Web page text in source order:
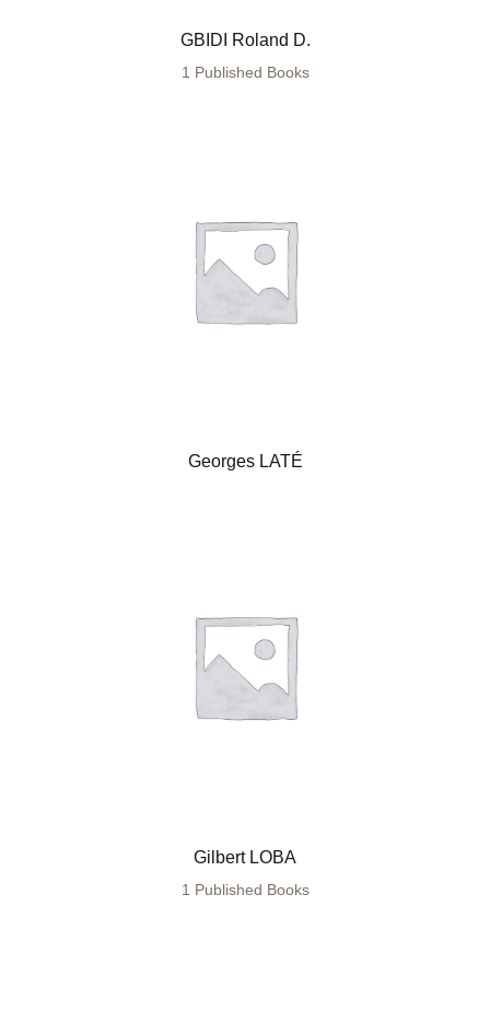
GBIDI Roland D.
1 Published Books
Georges LATÉ
Gilbert LOBA
1 Published Books